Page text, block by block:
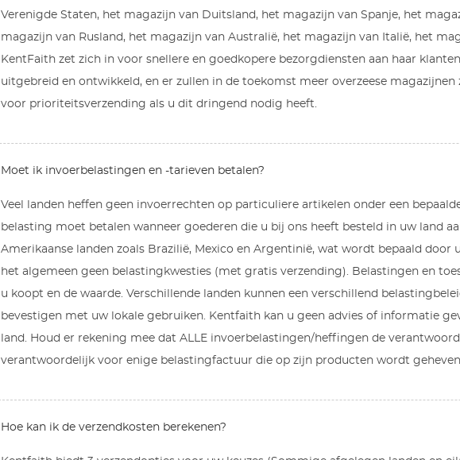
Verenigde Staten, het magazijn van Duitsland, het magazijn van Spanje, het
magazijn van Rusland, het magazijn van Australië, het magazijn van Italië, het
KentFaith zet zich in voor snellere en goedkopere bezorgdiensten aan haar
uitgebreid en ontwikkeld, en er zullen in de toekomst meer overzeese
voor prioriteitsverzending als u dit dringend nodig heeft.
Moet ik invoerbelastingen en -tarieven betalen?
Veel landen heffen geen invoerrechten op particuliere artikelen onder een
belasting moet betalen wanneer goederen die u bij ons heeft besteld in uw land
Amerikaanse landen zoals Brazilië, Mexico en Argentinië, wat wordt bepaald door
het algemeen geen belastingkwesties (met gratis verzending). Belastingen en
u koopt en de waarde. Verschillende landen kunnen een verschillend
bevestigen met uw lokale gebruiken. Kentfaith kan u geen advies of informatie
land. Houd er rekening mee dat ALLE invoerbelastingen/heffingen de
verantwoordelijk voor enige belastingfactuur die op zijn producten wordt
Hoe kan ik de verzendkosten berekenen?